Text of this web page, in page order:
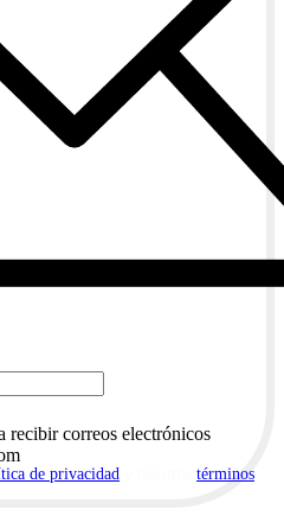
recibir correos electrónicos
de privacidad
términos